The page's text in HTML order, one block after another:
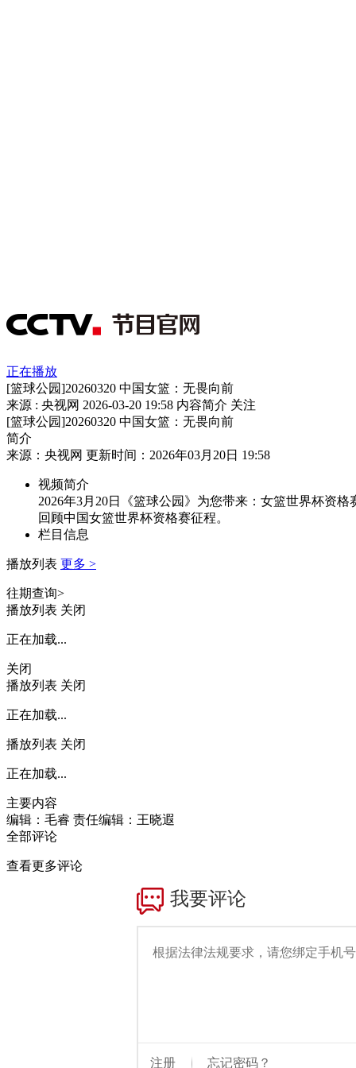
正在播放
[篮球公园]20260320 中国女篮：无畏向前
来源 : 央视网 2026-03-20 19:58 内容简介 关注
[篮球公园]20260320 中国女篮：无畏向前
简介
来源：央视网 更新时间：2026年03月20日 19:58
视频简介
2026年3月20日《篮球公园》为您带来：女篮世界杯资
回顾中国女篮世界杯资格赛征程。
栏目信息
播放列表 更多 >
往期查询>
播放列表 关闭
正在加载...
关闭
播放列表 关闭
正在加载...
播放列表 关闭
正在加载...
主要内容
编辑：毛睿 责任编辑：王晓遐
全部评论
查看更多评论